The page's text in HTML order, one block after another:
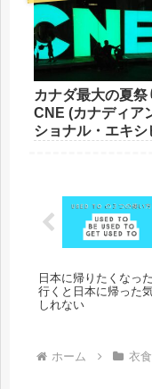
カナダ最大の夏祭
CNE (カナディア
ショナル・エキシ
日本に帰りたくなっ
行くと日本に帰った
しれない
ホーム 衣